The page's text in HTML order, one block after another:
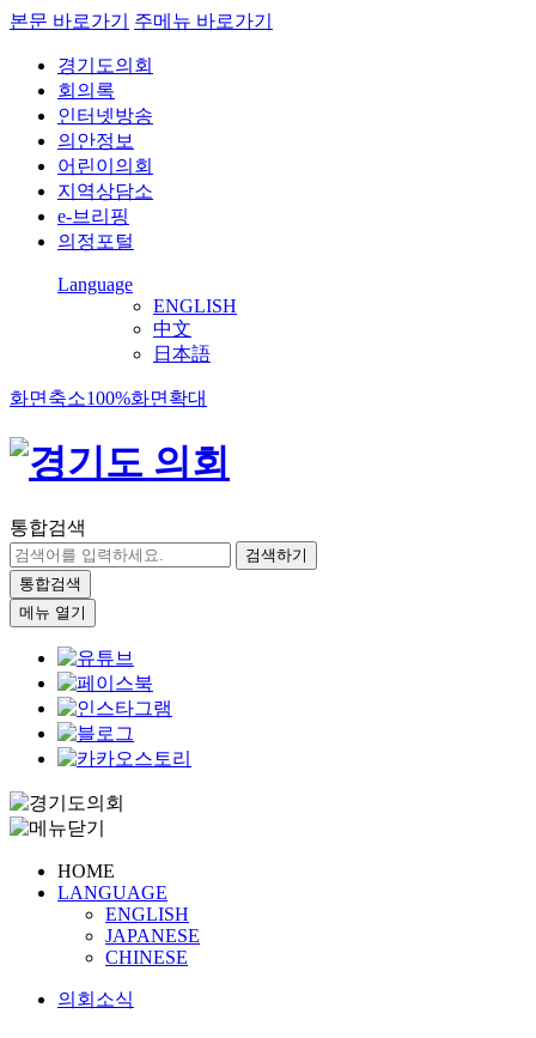
본문 바로가기 주메뉴 바로가기
경기도의회
회의록
인터넷방송
의안정보
어린이의회
지역상담소
e-브리핑
의정포털
Language
ENGLISH
中文
日本語
화면축소100%화면확대
통합검색
검색하기
통합검색
메뉴 열기
HOME
LANGUAGE
ENGLISH
JAPANESE
CHINESE
의회소식